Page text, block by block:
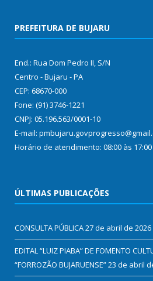
PREFEITURA DE BUJARU
End.: Rua Dom Pedro II, S/N
Centro - Bujaru - PA
CEP: 68670-000
Fone: (91) 3746-1221
CNPJ: 05.196.563/0001-10
E-mail:
Horário de atendimento: 08:00 às 17:00
ÚLTIMAS PUBLICAÇÕES
CONSULTA PÚBLICA27 de abril de 2026
EDITAL “LUIZ PIABA” DE FOMENTO
“FORROZÃO BUJARUENSE”23 de abril